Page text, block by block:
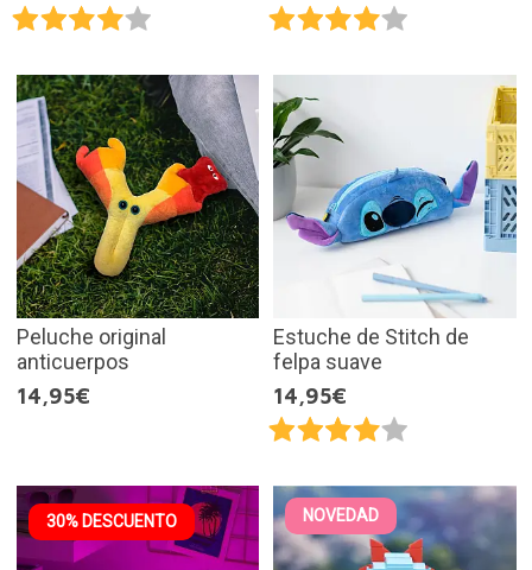
Peluche original
anticuerpos
14,95€
Estuche de Stitch de
felpa suave
14,95€
30% DESCUENTO NOVEDAD